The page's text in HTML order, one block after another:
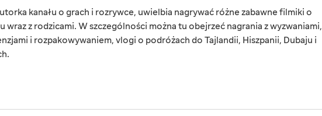
kanału o grach i rozrywce, uwielbia nagrywać różne zabawne filmiki o
wraz z rodzicami. W szczególności można tu obejrzeć nagrania z wyzwaniami,
i rozpakowywaniem, vlogi o podróżach do Tajlandii, Hiszpanii, Dubaju i